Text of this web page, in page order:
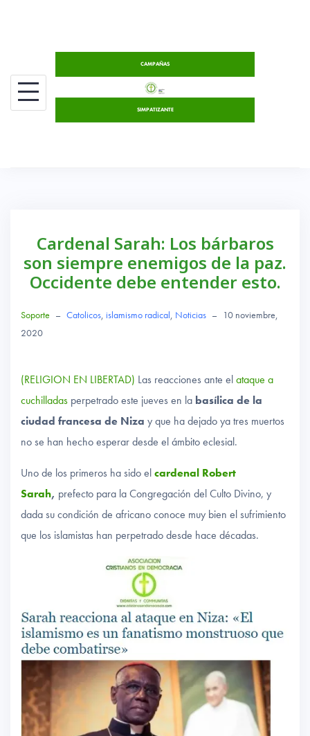
CAMPAÑAS
SIMPATIZANTE
Cardenal Sarah: Los bárbaros
son siempre enemigos de la paz.
Occidente debe entender esto.
Soporte – Catolicos, islamismo radical, Noticias – 10 noviembre,
2020
(RELIGION EN LIBERTAD) Las reacciones ante elataque a
cuchilladas perpetrado este jueves en la basílica de la
ciudad francesa de Niza y que ha dejado ya tres muertos
no se han hecho esperar desde el ámbito eclesial.
Uno de los primeros ha sido elcardenal Robert
Sarah, prefecto para la Congregación del Culto Divino, y
dada su condición de africano conoce muy bien el sufrimiento
que los islamistas han perpetrado desde hace décadas.